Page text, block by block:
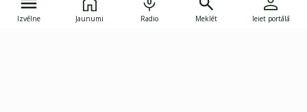
Izvēlne Jaunumi Radio Meklēt Ieiet portālā